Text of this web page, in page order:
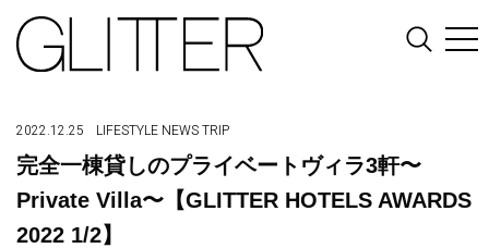
2022.12.25 LIFESTYLE NEWSTRIP
完全一棟貸しのプライベートヴィラ3軒〜
Private Villa〜【GLITTER HOTELS AWARDS
2022 1/2】